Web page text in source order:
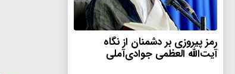
رمز پیروزی بر دشمنان از نگاه
آیت‌الله العظمی جوادی‌آملی